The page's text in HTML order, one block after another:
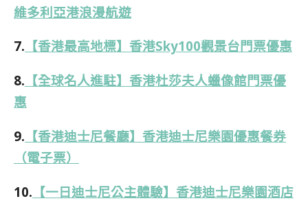
維多利亞港浪漫航遊
7. 【香港最高地標】香港Sky100觀景台門票優惠
8. 【全球名人進駐】香港杜莎夫人蠟像館門票優
惠
9. 【香港迪士尼餐廳】香港迪士尼樂園優惠餐券
（電子票）
10. 【一日迪士尼公主體驗】香港迪士尼樂園酒店